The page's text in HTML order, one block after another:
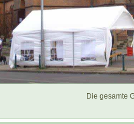
Die gesamte